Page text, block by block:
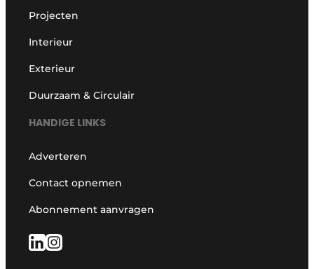
Projecten
Interieur
Exterieur
Duurzaam & Circulair
HANDIGE LINKS
Adverteren
Contact opnemen
Abonnement aanvragen